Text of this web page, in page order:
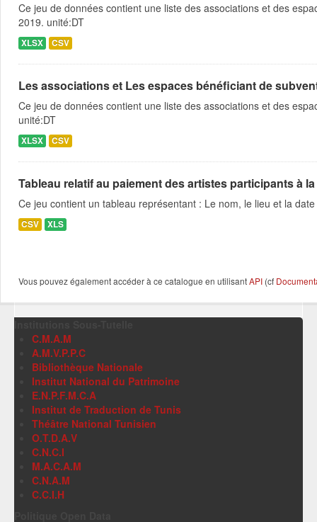
Ce jeu de données contient une liste des associations et des
2019. unité:DT
XLSX CSV
Les associations et Les espaces bénéficiant de
Ce jeu de données contient une liste des associations et des
unité:DT
XLSX CSV
Tableau relatif au paiement des artistes participants à
Ce jeu contient un tableau représentant : Le nom, le lieu et la
CSV XLS
Vous pouvez également accéder à ce catalogue en utilisantAPI (cf
C.M.A.M
A.M.V.P.P.C
Bibliothèque Nationale
Institut National du Patrimoine
E.N.P.F.M.C.A
Institut de Traduction de Tunis
Théâtre National Tunisien
O.T.D.A.V
C.N.C.I
M.A.C.A.M
C.N.A.M
C.C.I.H